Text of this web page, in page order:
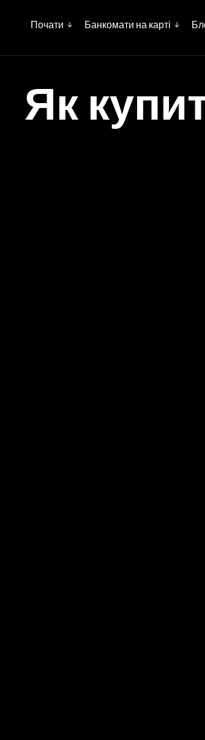
Почати Банкомати на карті
Як